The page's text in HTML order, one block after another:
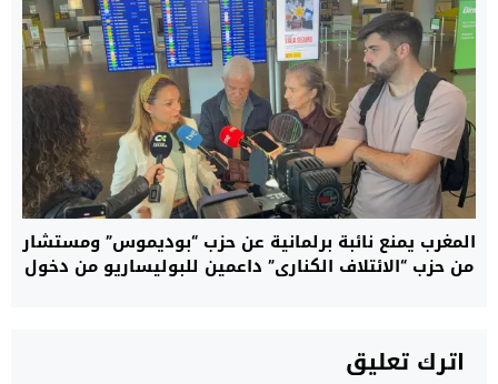
المغرب يمنع نائبة برلمانية عن حزب “بوديموس” ومستشار
من حزب “الائتلاف الكناري” داعمين للبوليساريو من دخول
اترك تعليق